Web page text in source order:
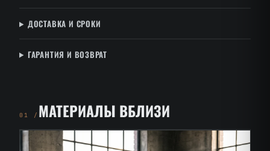
ДОСТАВКА И СРОКИ
ГАРАНТИЯ И ВОЗВРАТ
01 / МАТЕРИАЛЫ ВБЛИЗИ